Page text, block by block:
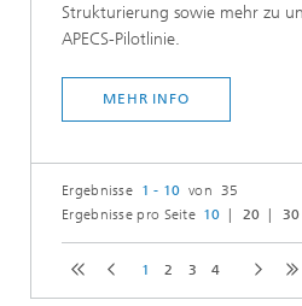
Strukturierung sowie mehr zu
APECS-Pilotlinie.
MEHR INFO
Ergebnisse 1 - 10 von 35
Ergebnisse pro Seite 10 20 30
1 2 3 4